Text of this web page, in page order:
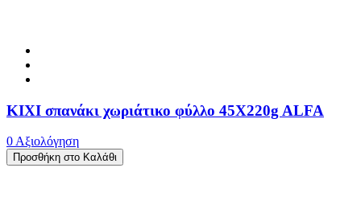
ΚΙΧΙ σπανάκι χωριάτικο φύλλο 45X220g ALFA
0 Αξιολόγηση
Προσθήκη στο Καλάθι